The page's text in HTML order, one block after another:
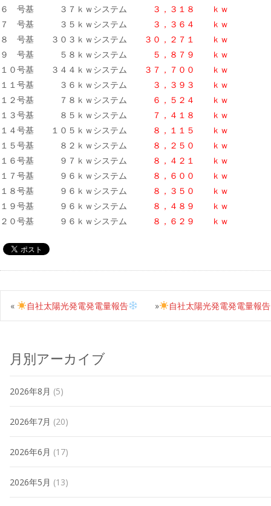
６ 号基 ３７ｋｗシステム
３，３１８ ｋｗ
７ 号基 ３５ｋｗシステム
３，３６４ ｋｗ
８ 号基 ３０３ｋｗシステム
３０，２７１ ｋｗ
９ 号基 ５８ｋｗシステム
５，８７９ ｋｗ
１０号基 ３４４ｋｗシステム
３７，７００ ｋｗ
１１号基 ３６ｋｗシステム
３，３９３ ｋｗ
１２号基 ７８ｋｗシステム
６，５２４ ｋｗ
１３号基 ８５ｋｗシステム
７，４１８ ｋｗ
１４号基 １０５ｋｗシステム
８，１１５ ｋｗ
１５号基 ８２ｋｗシステム
８，２５０ ｋｗ
１６号基 ９７ｋｗシステム
８，４２１ ｋｗ
１７号基 ９６ｋｗシステム
８，６００ ｋｗ
１８号基 ９６ｋｗシステム
８，３５０ ｋｗ
１９号基 ９６ｋｗシステム
８，４８９ ｋｗ
２０号基 ９６ｋｗシステム
８，６２９ ｋｗ
« 自社太陽光発電発電量報告 自社太陽光発電発電量報告
»
月別アーカイブ
2026年8月 (5)
2026年7月 (20)
2026年6月 (17)
2026年5月 (13)